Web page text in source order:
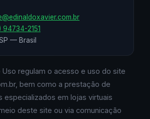
94734-2151
— Brasil
regulam o acesso e uso do site
bem como a prestação de
especializados em lojas virtuais
deste site ou via comunicação